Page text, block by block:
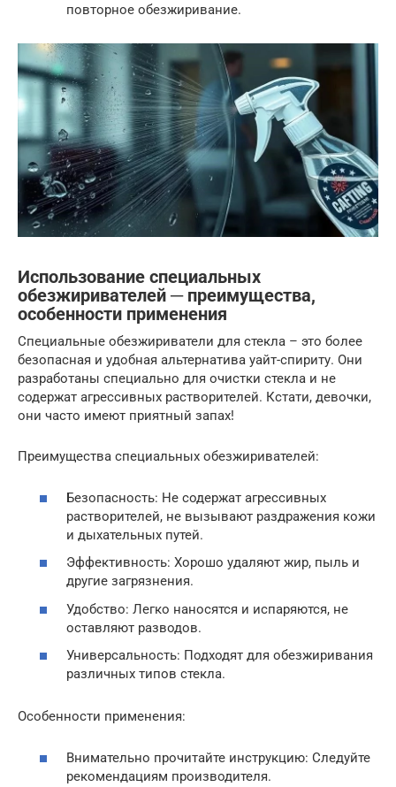
повторное обезжиривание.
Использование специальных
обезжиривателей ─ преимущества,
особенности применения
Специальные обезжириватели для стекла – это более
безопасная и удобная альтернатива уайт-спириту. Они
разработаны специально для очистки стекла и не
содержат агрессивных растворителей. Кстати, девочки,
они часто имеют приятный запах!
Преимущества специальных обезжиривателей:
Безопасность: Не содержат агрессивных
растворителей, не вызывают раздражения кожи
и дыхательных путей.
Эффективность: Хорошо удаляют жир, пыль и
другие загрязнения.
Удобство: Легко наносятся и испаряются, не
оставляют разводов.
Универсальность: Подходят для обезжиривания
различных типов стекла.
Особенности применения:
Внимательно прочитайте инструкцию: Следуйте
рекомендациям производителя.